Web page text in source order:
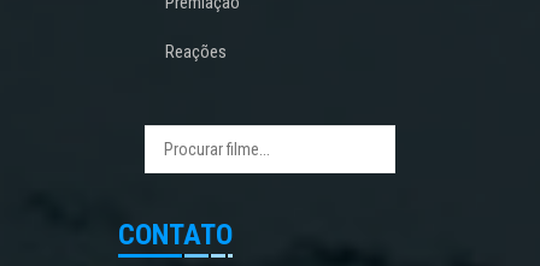
Reações
CONTATO